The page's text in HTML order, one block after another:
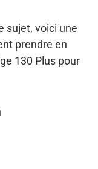
sujet, voici une
prendre en
130 Plus pour